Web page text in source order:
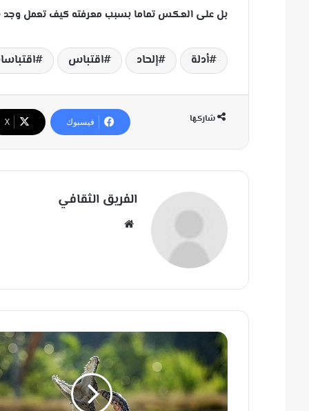
بل على العكس تماما بسبب معرفته كيف تعمل وجد
أدلة إلحاد اقتباس
شاركها فيسبوك ‫X
الفريق الثقافي
ف
ي
ق
ط